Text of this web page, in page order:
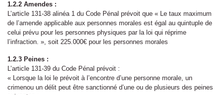
1.2.2 Amendes :
L’article 131-38 alinéa 1 du Code Pénal prévoit que « Le taux maximum
de l’amende applicable aux personnes morales est égal au quintuple de
celui prévu pour les personnes physiques par la loi qui réprime
l’infraction. », soit 225.000€ pour les personnes morales
1.2.3 Peines :
L’article 131-39 du Code Pénal prévoit :
« Lorsque la loi le prévoit à l’encontre d’une personne morale, un
crimenou un délit peut être sanctionné d’une ou de plusieurs des peines